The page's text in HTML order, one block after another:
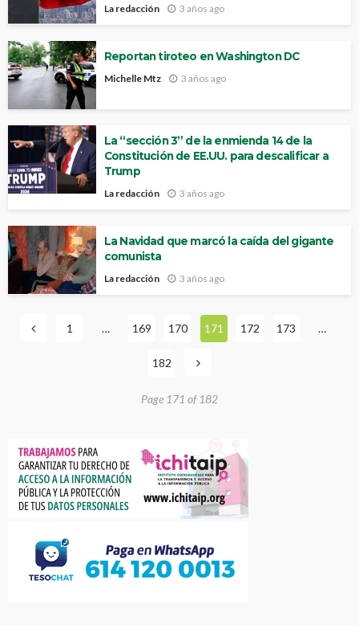
La redacción 3 años ago
Reportan tiroteo en Washington DC
Michelle Mtz 3 años ago
La “sección 3” de la enmienda 14 de la
Constitución de EE.UU. para descalificar a
Trump
La redacción 3 años ago
La Navidad que marcó la caída del gigante
comunista
La redacción 3 años ago
1 … 169 170 171 172 173 …
182
Page 171 of 182